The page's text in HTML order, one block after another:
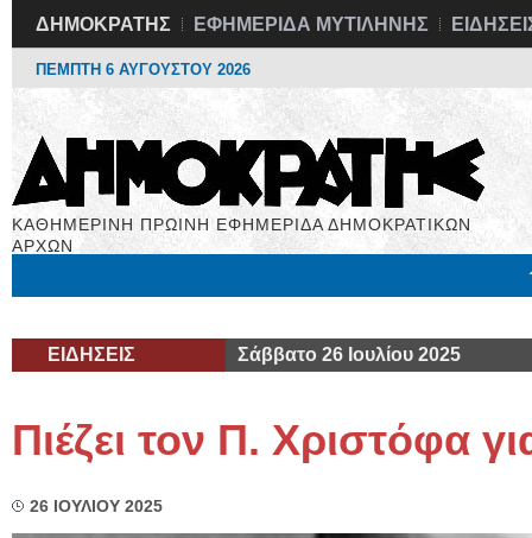
ΔΗΜΟΚΡΑΤΗΣ ΕΦΗΜΕΡΙΔΑ ΜΥΤΙΛΗΝΗΣ
ΠΕΜΠΤΗ 6 ΑΥΓΟΥΣΤΟΥ 2026
ΚΑΘΗΜΕΡΙΝΗ ΠΡΩΙΝΗ ΕΦΗΜΕΡΙΔΑ ΔΗΜΟΚΡΑΤΙΚΩΝ
ΑΡΧΩΝ
ΕΙΔΗΣΕΙΣ Σάββατο 26 Ιουλίου 2025
Πιέζει τον Π. Χριστόφα
26 ΙΟΥΛΙΟΥ 2025